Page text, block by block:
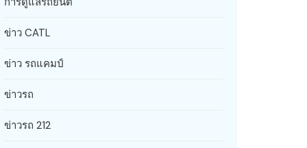
ข่าว CATL
ข่าว รถแคมป์
ข่าวรถ
ข่าวรถ 212